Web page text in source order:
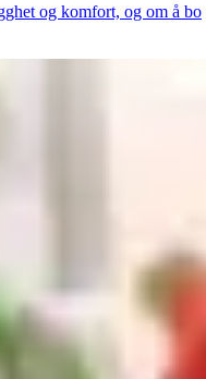
og komfort, og om å bo